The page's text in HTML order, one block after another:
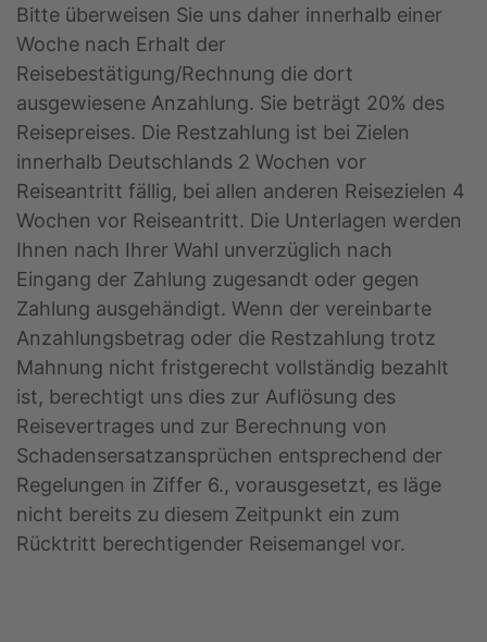
Bitte überweisen Sie uns daher innerhalb einer
Woche nach Erhalt der
Reisebestätigung/Rechnung die dort
ausgewiesene Anzahlung. Sie beträgt 20% des
Reisepreises. Die Restzahlung ist bei Zielen
innerhalb Deutschlands 2 Wochen vor
Reiseantritt fällig, bei allen anderen Reisezielen 4
Wochen vor Reiseantritt. Die Unterlagen werden
Ihnen nach Ihrer Wahl unverzüglich nach
Eingang der Zahlung zugesandt oder gegen
Zahlung ausgehändigt. Wenn der vereinbarte
Anzahlungsbetrag oder die Restzahlung trotz
Mahnung nicht fristgerecht vollständig bezahlt
ist, berechtigt uns dies zur Auflösung des
Reisevertrages und zur Berechnung von
Schadensersatzansprüchen entsprechend der
Regelungen in Ziffer 6., vorausgesetzt, es läge
nicht bereits zu diesem Zeitpunkt ein zum
Rücktritt berechtigender Reisemangel vor.